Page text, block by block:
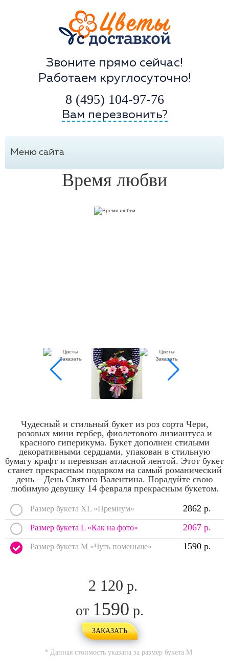
Звоните прямо сейчас!
Работаем круглосуточно!
8 (495) 104-97-76
Вам перезвонить?
Меню сайта
Время любви
Чудесный и стильный букет из роз сорта Чери,
розовых мини гербер, фиолетового лизиантуса и
красного гиперикума. Букет дополнен стилыми
декоративными сердцами, упакован в стильную
бумагу крафт и перевязан атласной лентой. Этот букет
станет прекрасным подарком на самый романический
день – День Святого Валентина. Порадуйте свою
любимую девушку 14 февраля прекрасным букетом.
Размер букета XL «Премиум» 2862 р.
Размер букета L «Как на фото» 2067 р.
Размер букета M «Чуть поменьше» 1590 р.
2 120 р.
от 1590 р.
ЗАКАЗАТЬ
* Данная стоимость указана за размер букета M